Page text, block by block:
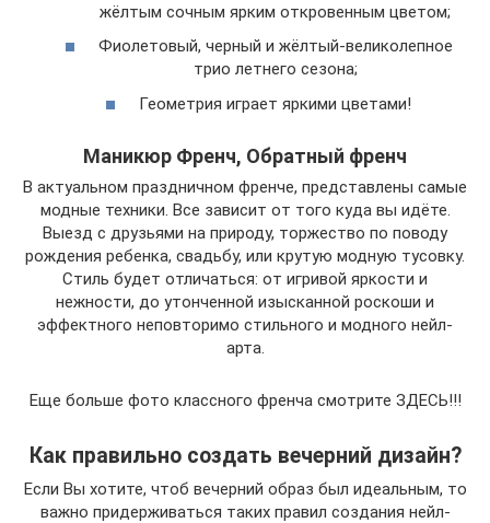
жёлтым сочным ярким откровенным цветом;
Фиолетовый, черный и жёлтый-великолепное
трио летнего сезона;
Геометрия играет яркими цветами!
Маникюр Френч, Обратный френч
В актуальном праздничном френче, представлены самые
модные техники. Все зависит от того куда вы идёте.
Выезд с друзьями на природу, торжество по поводу
рождения ребенка, свадьбу, или крутую модную тусовку.
Стиль будет отличаться: от игривой яркости и
нежности, до утонченной изысканной роскоши и
эффектного неповторимо стильного и модного нейл-
арта.
Еще больше фото классного френча смотрите ЗДЕСЬ!!!
Как правильно создать вечерний дизайн?
Если Вы хотите, чтоб вечерний образ был идеальным, то
важно придерживаться таких правил создания нейл-